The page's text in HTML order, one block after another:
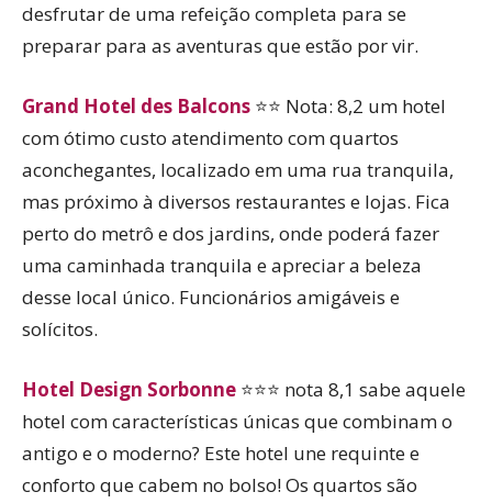
desfrutar de uma refeição completa para se
preparar para as aventuras que estão por vir.
Grand Hotel des Balcons ⭐⭐ Nota: 8,2 um hotel
com ótimo custo atendimento com quartos
aconchegantes, localizado em uma rua tranquila,
mas próximo à diversos restaurantes e lojas. Fica
perto do metrô e dos jardins, onde poderá fazer
uma caminhada tranquila e apreciar a beleza
desse local único. Funcionários amigáveis e
solícitos.
Hotel Design Sorbonne ⭐⭐⭐ nota 8,1 sabe aquele
hotel com características únicas que combinam o
antigo e o moderno? Este hotel une requinte e
conforto que cabem no bolso! Os quartos são